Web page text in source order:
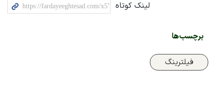
لینک کوتاه
برچسب‌ها
فیلترینگ